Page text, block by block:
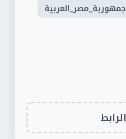
جمهورية_مصر_العربية